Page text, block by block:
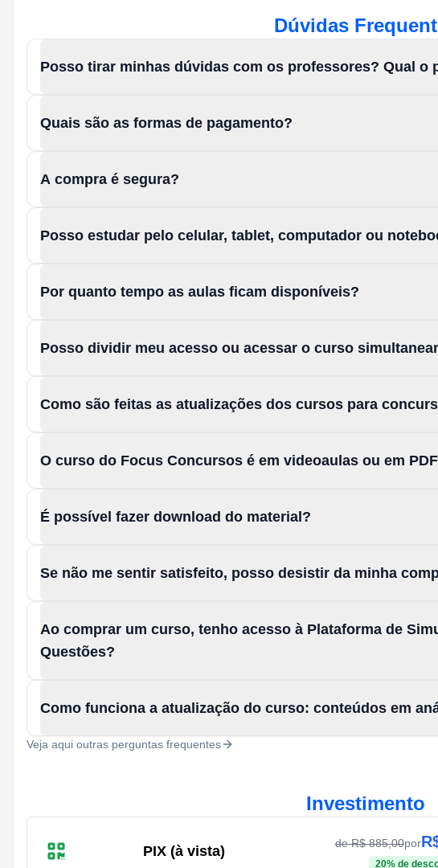
Dúvidas
Posso tirar minhas dúvidas com os professores? Qual o
Quais são as formas de pagamento?
A compra é segura?
Posso estudar pelo celular, tablet, computador ou
Por quanto tempo as aulas ficam disponíveis?
Posso dividir meu acesso ou acessar o curso
Como são feitas as atualizações dos cursos para
O curso do Focus Concursos é em videoaulas ou em
É possível fazer download do material?
Se não me sentir satisfeito, posso desistir da minha
Ao comprar um curso, tenho acesso à Plataforma de
Questões?
Como funciona a atualização do curso: conteúdos em
Veja aqui outras perguntas frequentes
Investimento
PIX (à vista) de R$885,00por
20% de